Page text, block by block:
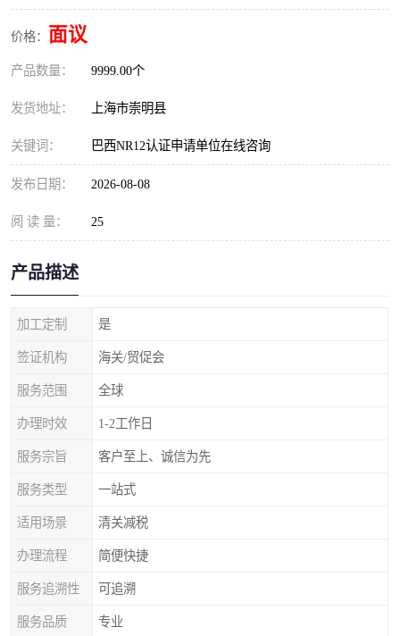
价格： 面议
产品数量： 9999.00个
发货地址： 上海市崇明县
关键词： 巴西NR12认证申请单位在线咨询
发布日期： 2026-08-08
阅 读 量： 25
产品描述
加工定制 是
签证机构 海关/贸促会
服务范围 全球
办理时效 1-2工作日
服务宗旨 客户至上、诚信为先
服务类型 一站式
适用场景 清关减税
办理流程 简便快捷
服务追溯性 可追溯
服务品质 专业